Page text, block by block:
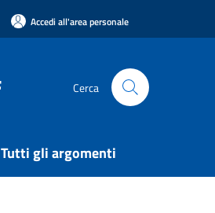
Accedi all'area personale
Cerca
Tutti gli argomenti